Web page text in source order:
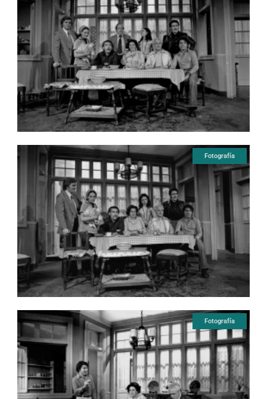
Fotografía
Fotografía